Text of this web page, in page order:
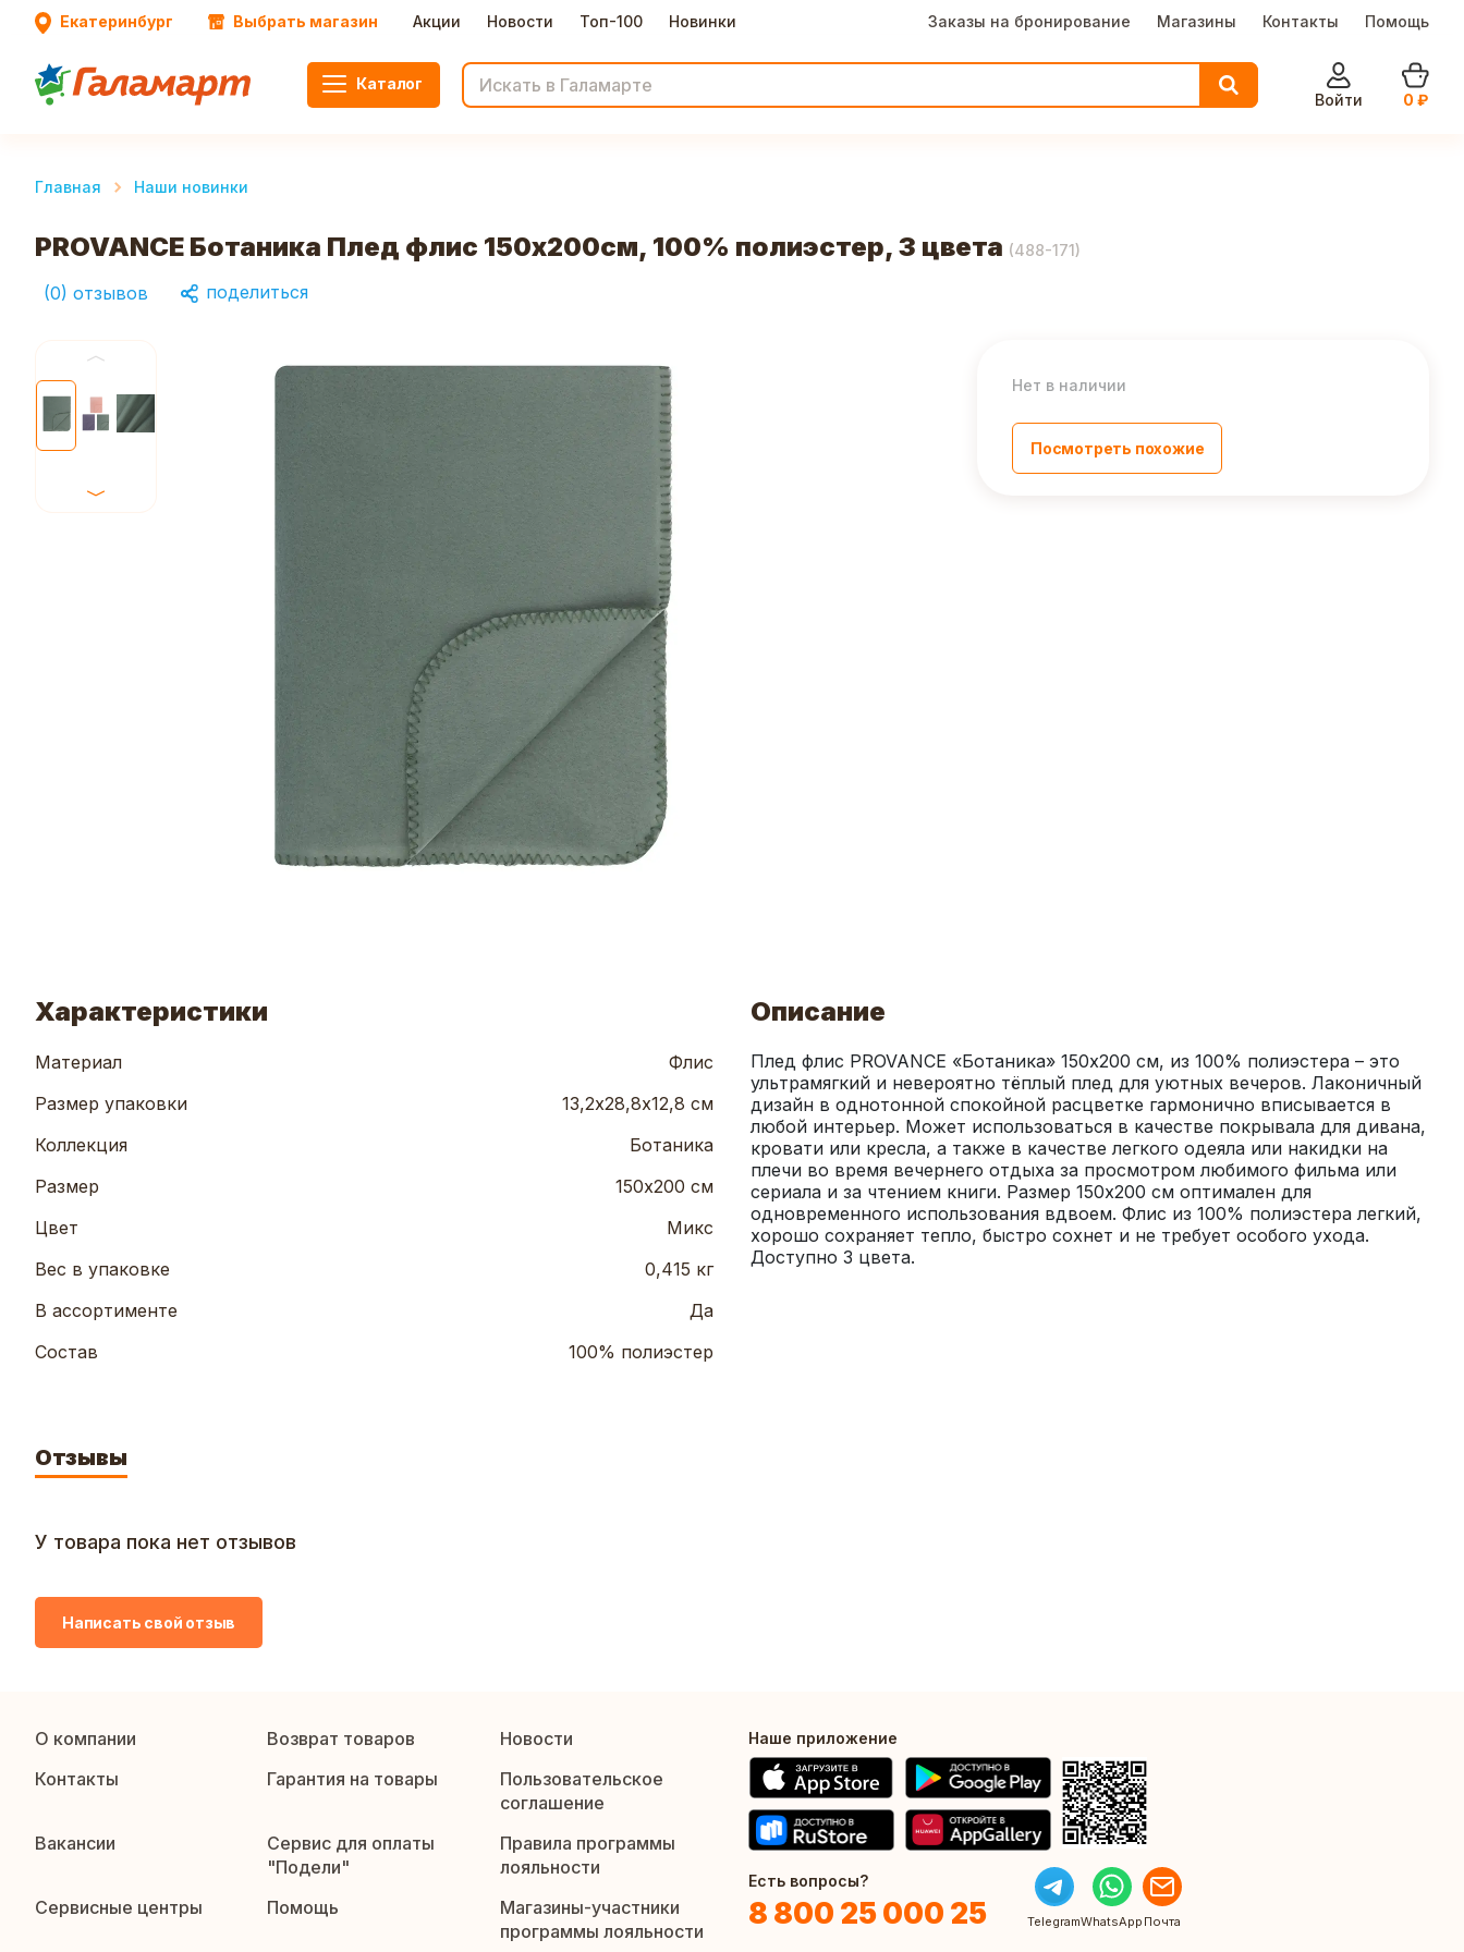
Екатеринбург Выбрать магазин Акции Новости Топ-100 Новинки Заказы на бронирование Магазины Контакты Помощь
Каталог
Войти
0 ₽
Главная Наши новинки
PROVANCE Ботаника Плед флис 150х200см, 100% полиэстер, 3 цвета (488-171)
(0) отзывов поделиться
Нет в наличии
Посмотреть похожие
Характеристики
Материал
Флис
Размер упаковки
13,2х28,8х12,8 см
Коллекция
Ботаника
Размер
150х200 см
Цвет
Микс
Вес в упаковке
0,415 кг
В ассортименте
Да
Состав
100% полиэстер
Описание
Плед флис PROVANCE «Ботаника» 150х200 см, из 100% полиэстера – это
ультрамягкий и невероятно тёплый плед для уютных вечеров. Лаконичный
дизайн в однотонной спокойной расцветке гармонично вписывается в
любой интерьер. Может использоваться в качестве покрывала для дивана,
кровати или кресла, а также в качестве легкого одеяла или накидки на
плечи во время вечернего отдыха за просмотром любимого фильма или
сериала и за чтением книги. Размер 150х200 см оптимален для
одновременного использования вдвоем. Флис из 100% полиэстера легкий,
хорошо сохраняет тепло, быстро сохнет и не требует особого ухода.
Доступно 3 цвета.
Отзывы
У товара пока нет отзывов
Написать свой отзыв
О компании Возврат товаров
Новости
Контакты
Гарантия на товары
Пользовательское
соглашение
Вакансии
Сервис для оплаты
"Подели"
Правила программы
лояльности
Сервисные центры
Помощь
Магазины-участники
программы лояльности
Наше приложение
Есть вопросы?
8 800 25 000 25 TelegramWhatsApp Почта